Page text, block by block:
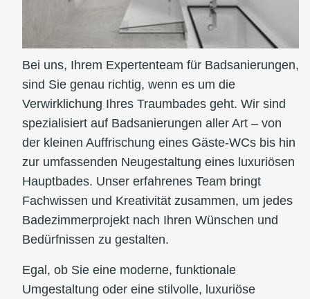
Bei uns, Ihrem Expertenteam für Badsanierungen,
sind Sie genau richtig, wenn es um die
Verwirklichung Ihres Traumbades geht. Wir sind
spezialisiert auf Badsanierungen aller Art – von
der kleinen Auffrischung eines Gäste-WCs bis hin
zur umfassenden Neugestaltung eines luxuriösen
Hauptbades. Unser erfahrenes Team bringt
Fachwissen und Kreativität zusammen, um jedes
Badezimmerprojekt nach Ihren Wünschen und
Bedürfnissen zu gestalten.
Egal, ob Sie eine moderne, funktionale
Umgestaltung oder eine stilvolle, luxuriöse